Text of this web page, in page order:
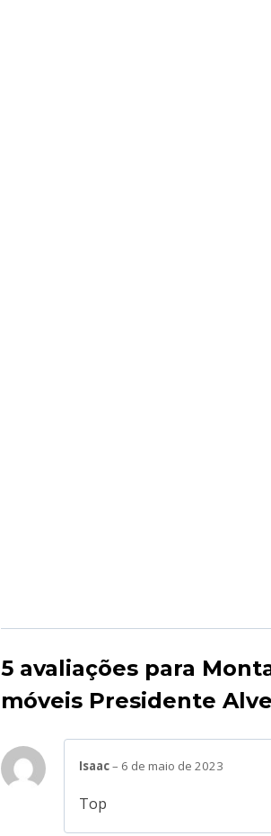
5 avaliações para
móveis Presidente
Isaac– 6 de maio de 2023
Top